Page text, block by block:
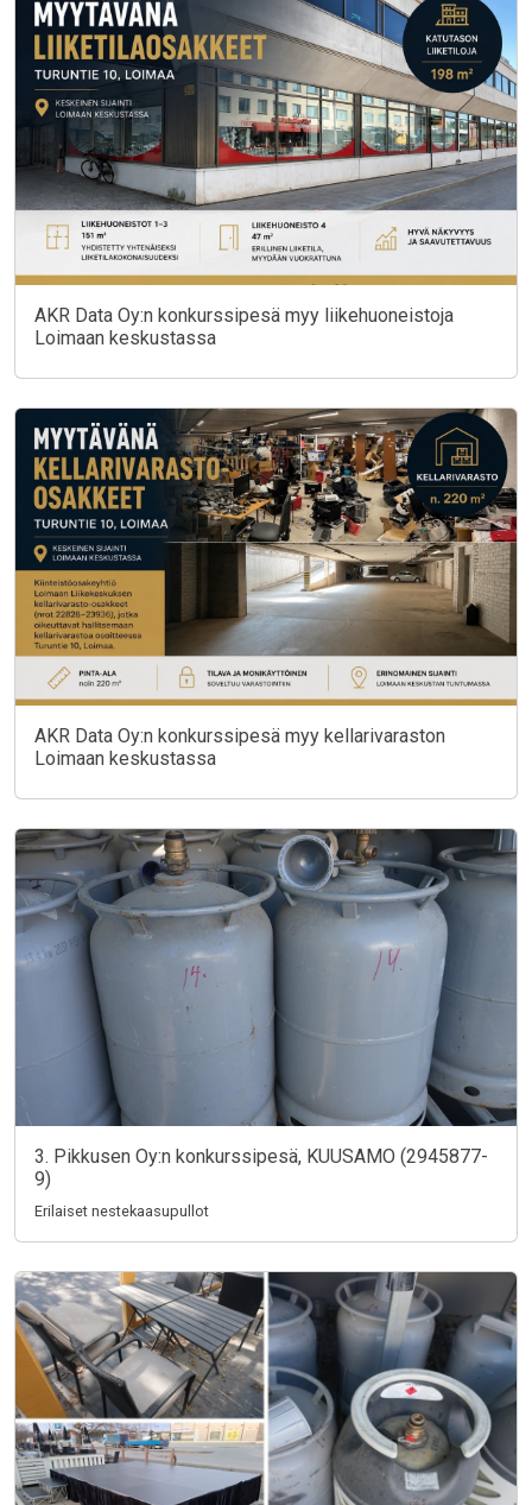
AKR Data Oy:n konkurssipesä myy liikehuoneistoja
Loimaan keskustassa
AKR Data Oy:n konkurssipesä myy kellarivaraston
Loimaan keskustassa
3. Pikkusen Oy:n konkurssipesä, KUUSAMO (2945877-
9)
Erilaiset nestekaasupullot